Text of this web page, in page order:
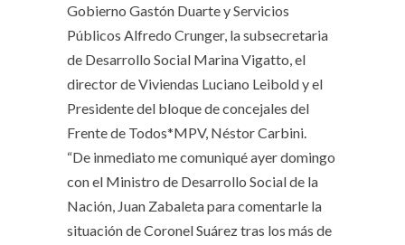
Gobierno Gastón Duarte y Servicios
Públicos Alfredo Crunger, la subsecretaria
de Desarrollo Social Marina Vigatto, el
director de Viviendas Luciano Leibold y el
Presidente del bloque de concejales del
Frente de Todos*MPV, Néstor Carbini.
“De inmediato me comuniqué ayer domingo
con el Ministro de Desarrollo Social de la
Nación, Juan Zabaleta para comentarle la
situación de Coronel Suárez tras los más de